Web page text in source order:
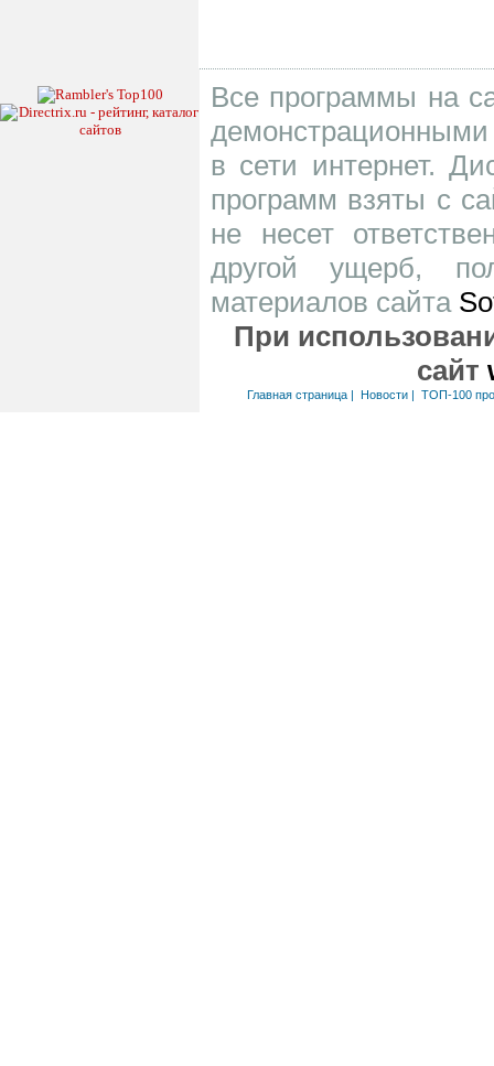
Все программы на
в сети интернет.
программ взяты с
не несет
другой ущерб,
материалов сайта
При
сайт
Главная страница| Новости| ТОП-100